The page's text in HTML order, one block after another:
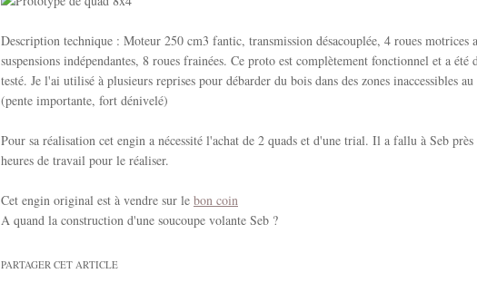
Description technique : Moteur 250 cm3 fantic, transmission désacouplée, 4 roues motrices
suspensions indépendantes, 8 roues frainées. Ce proto est complètement fonctionnel et a été
testé. Je l'ai utilisé à plusieurs reprises pour débarder du bois dans des zones inaccessibles
(pente importante, fort dénivelé)
Pour sa réalisation cet engin a nécessité l'achat de 2 quads et d'une trial. Il a fallu à Seb près
heures de travail pour le réaliser.
Cet engin original est à vendre sur le bon coin
A quand la construction d'une soucoupe volante Seb ?
PARTAGER CET ARTICLE